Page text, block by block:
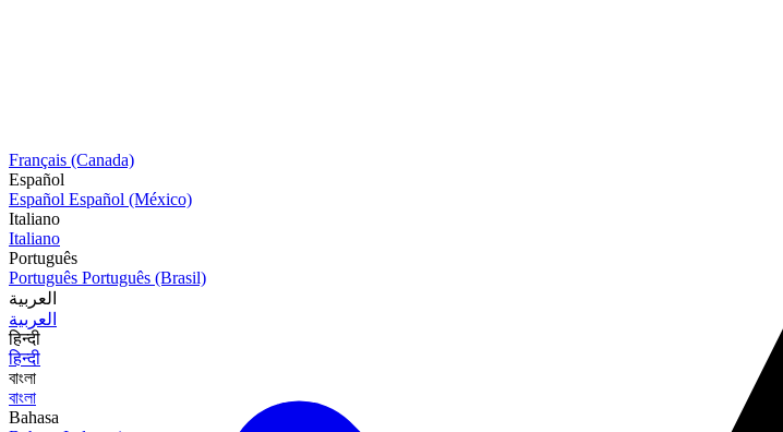
Français (Canada)
Español
Español Español (México)
Italiano
Italiano
Português
Português Português (Brasil)
العربية
العربية
हिन्दी
हिन्दी
বাংলা
বাংলা
Bahasa